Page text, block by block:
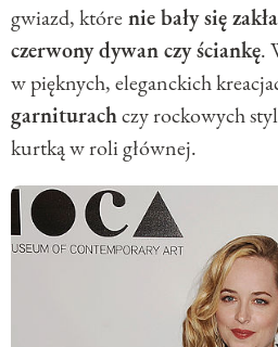
gwiazd, którenie bały się
czerwony dywan czy ściankę.
w pięknych, eleganckich
garniturachczy rockowych
kurtką w roli głównej.